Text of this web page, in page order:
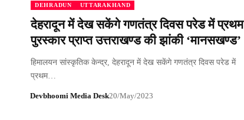
DEHRADUN UTTARAKHAND
देहरादून में देख सकेंगे गणतंत्र दिवस परेड में प्रथम
पुरस्कार प्राप्त उत्तराखण्ड की झांकी ‘मानसखण्ड’
हिमालयन सांस्कृतिक केन्द्र, देहरादून में देख सकेंगे गणतंत्र दिवस परेड में
प्रथम…
Devbhoomi Media Desk20/May/2023